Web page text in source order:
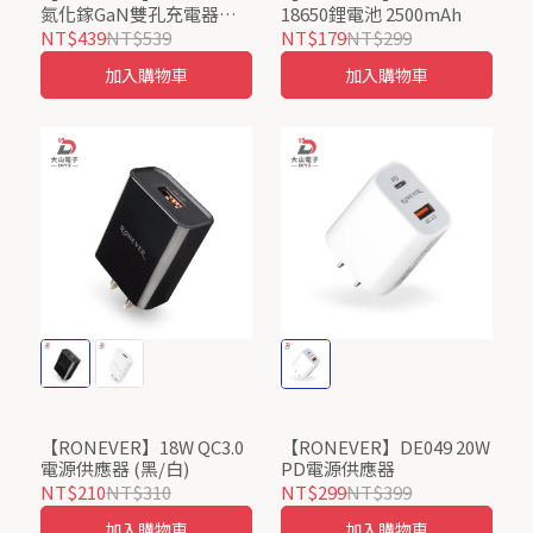
氮化鎵GaN雙孔充電器
(黑/白)
NT$439NT$539
加入購物車
18650鋰電池 2500mAh
NT$179NT$299
加入購物車
【RONEVER】18W QC3.0
電源供應器 (黑/白)
NT$210NT$310
【RONEVER】DE049 20W
PD電源供應器
NT$299NT$399